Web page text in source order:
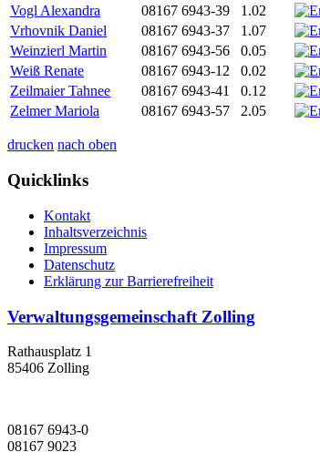
Vogl Alexandra
08167 6943-39 1.02
Vrhovnik Daniel
08167 6943-37 1.07
Weinzierl Martin
08167 6943-56 0.05
Weiß Renate
08167 6943-12 0.02
Zeilmaier Tahnee
08167 6943-41 0.12
Zelmer Mariola
08167 6943-57 2.05
drucken nach oben
Quicklinks
Kontakt
Inhaltsverzeichnis
Impressum
Datenschutz
Erklärung zur Barrierefreiheit
Verwaltungsgemeinschaft Zolling
Rathausplatz 1
85406 Zolling
08167 6943-0
08167 9023